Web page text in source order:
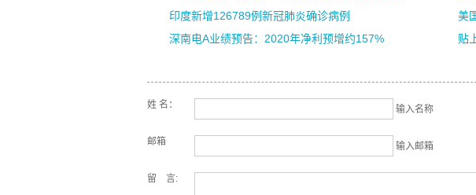
印度新增126789例新冠肺炎确诊病例
美
深南电A业绩预告：2020年净利预增约157%
贴
姓 名： 输入名称
邮箱 输入邮箱
留 言: